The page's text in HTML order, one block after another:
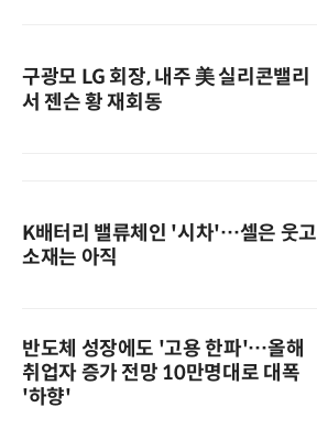
구광모 LG 회장, 내주 美 실리콘밸리
서 젠슨 황 재회동
K배터리 밸류체인 '시차'…셀은 웃고
소재는 아직
반도체 성장에도 '고용 한파'…올해
취업자 증가 전망 10만명대로 대폭
'하향'